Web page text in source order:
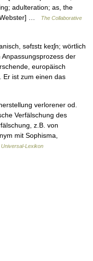
adulteration; as, the
Webster] …
The Collaborative
səfɪstɪ keɪʃn; wörtlich
der
europäisch
Er ist zum einen das
verlorener od.
Verfälschung des
z.B. von
mit Sophisma,
Lexikon